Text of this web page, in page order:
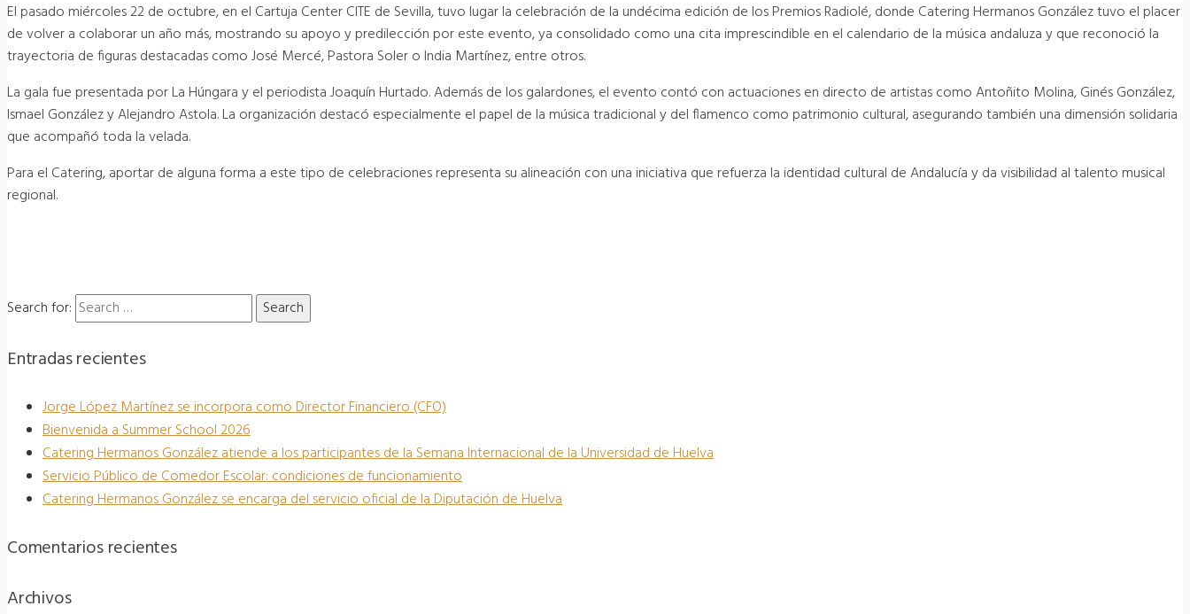
El pasado miércoles 22 de octubre, en el Cartuja Center CITE de Sevilla, tuvo lugar la celebración de la undécima edición de los Premios Radiolé, donde Catering Hermanos González tuvo el placer
de volver a colaborar un año más, mostrando su apoyo y predilección por este evento, ya consolidado como una cita imprescindible en el calendario de la música andaluza y que reconoció la
trayectoria de figuras destacadas como José Mercé, Pastora Soler o India Martínez, entre otros.
La gala fue presentada por La Húngara y el periodista Joaquín Hurtado. Además de los galardones, el evento contó con actuaciones en directo de artistas como Antoñito Molina, Ginés González,
Ismael González y Alejandro Astola. La organización destacó especialmente el papel de la música tradicional y del flamenco como patrimonio cultural, asegurando también una dimensión solidaria
que acompañó toda la velada.
Para el Catering, aportar de alguna forma a este tipo de celebraciones representa su alineación con una iniciativa que refuerza la identidad cultural de Andalucía y da visibilidad al talento musical
regional.
Search for:
Entradas recientes
Jorge López Martínez se incorpora como Director Financiero (CFO)
Bienvenida a Summer School 2026
Catering Hermanos González atiende a los participantes de la Semana Internacional de la Universidad de Huelva
Servicio Público de Comedor Escolar: condiciones de funcionamiento
Catering Hermanos González se encarga del servicio oficial de la Diputación de Huelva
Comentarios recientes
Archivos